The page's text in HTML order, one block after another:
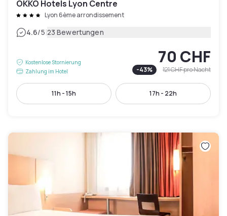
OKKO Hotels Lyon Centre
Lyon 6ème arrondissement
4.6/5|23 Bewertungen
Kostenlose Stornierung
Zahlung im Hotel
70 CHF
-43% 121 CHFpro Nacht
11h - 15h 17h - 22h